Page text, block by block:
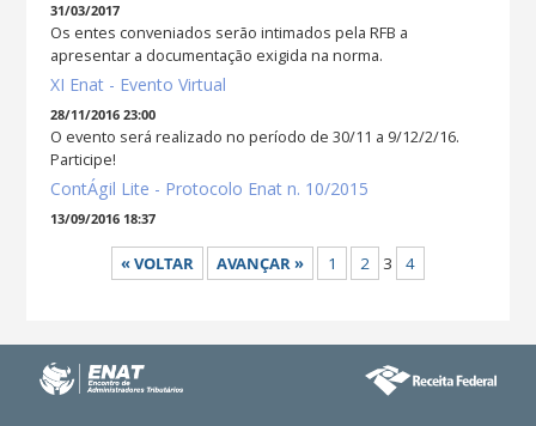
31/03/2017
Os entes conveniados serão intimados pela RFB a
apresentar a documentação exigida na norma.
XI Enat - Evento Virtual
28/11/2016 23:00
O evento será realizado no período de 30/11 a 9/12/2/16.
Participe!
ContÁgil Lite - Protocolo Enat n. 10/2015
13/09/2016 18:37
« VOLTAR AVANÇAR » 1 2 3 4